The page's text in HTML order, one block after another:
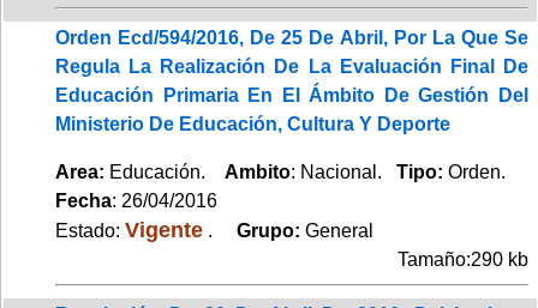
Orden Ecd/594/2016, De 25 De Abril, Por La Que Se
Regula La Realización De La Evaluación Final De
Educación Primaria En El Ámbito De Gestión Del
Ministerio De Educación, Cultura Y Deporte
Area: Educación. Ambito: Nacional. Tipo: Orden.
Fecha: 26/04/2016
Estado: Vigente . Grupo: General
Tamaño:290 kb